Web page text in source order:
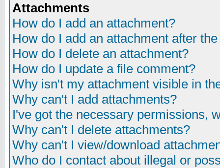
Attachments
How do I add an attachment?
How do I add an attachment after
How do I delete an attachment?
How do I update a file comment?
Why isn't my attachment visible in
Why can't I add attachments?
I've got the necessary permissions,
Why can't I delete attachments?
Why can't I view/download
Who do I contact about illegal or